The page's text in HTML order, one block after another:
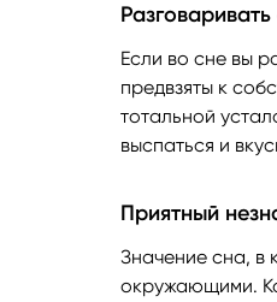
Если во сне вы
предвзяты к
тотальной
выспаться и
Приятный
Значение сна, в
окружающими.